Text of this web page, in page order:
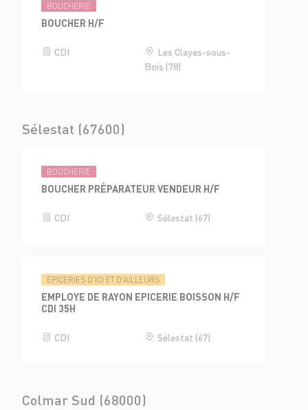
BOUCHERIE
BOUCHER H/F
CDI
Les Clayes-sous-
Bois (78)
Sélestat (67600)
BOUCHERIE
BOUCHER PRÉPARATEUR VENDEUR H/F
CDI Sélestat (67)
ÉPICERIES D'ICI ET D'AILLEURS
EMPLOYE DE RAYON EPICERIE BOISSON H/F
CDI 35H
CDI Sélestat (67)
Colmar Sud (68000)